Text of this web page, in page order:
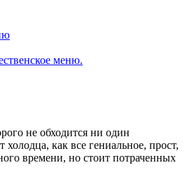
меню.
не обходится ни один
как все гениальное, прост,
времени, но стоит потраченных